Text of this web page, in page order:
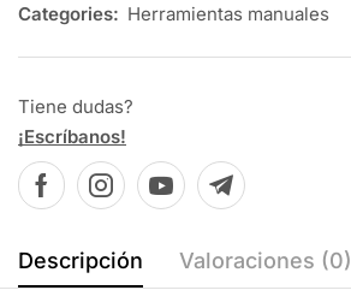
Categories: Herramientas manuales
Tiene dudas?
¡Escríbanos!
Descripción Valoraciones (0)